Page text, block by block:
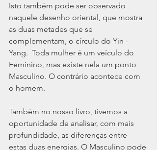
Isto também pode ser observado
naquele desenho oriental, que mostra
as duas metades que se
complementam, o círculo do Yin -
Yang.  Toda mulher é um veículo do
Feminino, mas existe nela um ponto
Masculino. O contrário acontece com
o homem.
Também no nosso livro, tivemos a
oportunidade de analisar, com mais
profundidade, as diferenças entre
estas duas energias. O Masculino pode